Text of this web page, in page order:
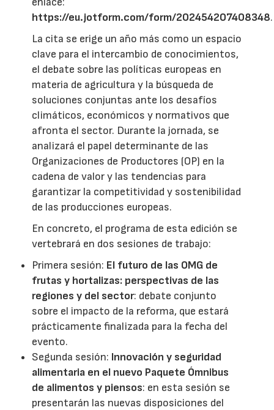
https://eu.jotform.com/form/202454207408348.
La cita se erige un año más como un espacio
clave para el intercambio de conocimientos,
el debate sobre las políticas europeas en
materia de agricultura y la búsqueda de
soluciones conjuntas ante los desafíos
climáticos, económicos y normativos que
afronta el sector. Durante la jornada, se
analizará el papel determinante de las
Organizaciones de Productores (OP) en la
cadena de valor y las tendencias para
garantizar la competitividad y sostenibilidad
de las producciones europeas.
En concreto, el programa de esta edición se
vertebrará en dos sesiones de trabajo:
Primera sesión: El futuro de las OMG de
frutas y hortalizas: perspectivas de las
regiones y del sector: debate conjunto
sobre el impacto de la reforma, que estará
prácticamente finalizada para la fecha del
evento.
Segunda sesión: Innovación y seguridad
alimentaria en el nuevo Paquete Ómnibus
de alimentos y piensos: en esta sesión se
presentarán las nuevas disposiciones del